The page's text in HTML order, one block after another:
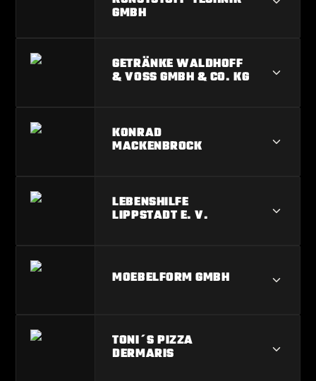
GMBH
DORNBURGER KUNSTSTOFF-
TECHNIK GMBH
GETRÄNKE WALDHOFF
& VOSS GMBH & CO. KG
GETRÄNKE WALDHOFF & VOSS G
MBH & CO. KG
KONRAD
MACKENBROCK
KONRAD MACKENBROCK
LEBENSHILFE
LIPPSTADT E. V.
LEBENSHILFE LIPPSTADT E. V.
MOEBELFORM GMBH
MOEBELFORM GMBH
TONI´S PIZZA
DERMARIS